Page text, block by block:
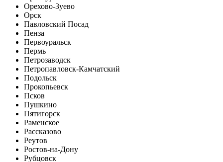
Орехово-Зуево
Орск
Павловский Посад
Пенза
Первоуральск
Пермь
Петрозаводск
Петропавловск-Камчатский
Подольск
Прокопьевск
Псков
Пушкино
Пятигорск
Раменское
Рассказово
Реутов
Ростов-на-Дону
Рубцовск